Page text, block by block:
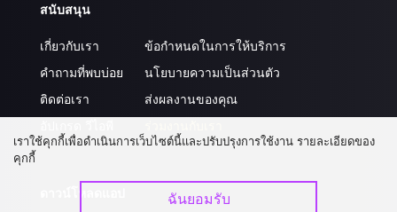
สนับสนุน
เกี่ยวกับเรา
คำถามที่พบบ่อย
ติดต่อเรา
ข้อกำหนดในการให้บริการ
นโยบายความเป็นส่วนตัว
ส่งผลงานของคุณ
เราใช้คุกกี้เพื่อดำเนินการเว็บไซต์นี้และปรับปรุงการใช้งาน รายละเอียดของ
คุกกี้
ฉันยอมรับ